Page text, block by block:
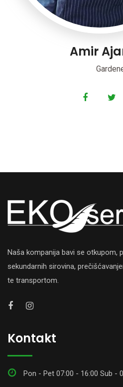
Amir
Naša kompanija bavi se otkupom,
sekundarnih sirovina,
te transportom.
Kontakt
Pon - Pet 07:00 - 16:00 Sub -